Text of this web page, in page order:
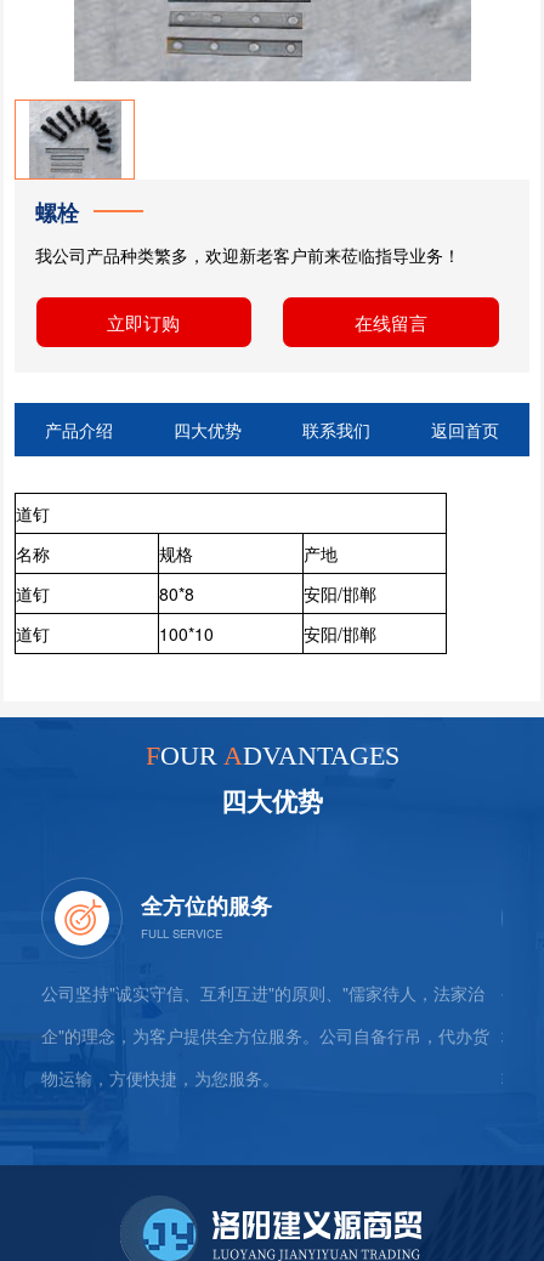
螺栓
我公司产品种类繁多，欢迎新老客户前来莅临指导业务！
立即订购 在线留言
产品介绍 四大优势 联系我们 返回首页
道钉
名称
规格
产地
道钉
80*8
安阳/邯郸
道钉
100*10 安阳/邯郸
FOUR ADVANTAGES
四大优势
全方位的服务
公司坚持"诚实守信、互利互进"的原则、"儒家待人，法家治
企"的理念，为客户提供全方位服务。公司自备行吊，代办货
物运输，方便快捷，为您服务。
公司
地
较大